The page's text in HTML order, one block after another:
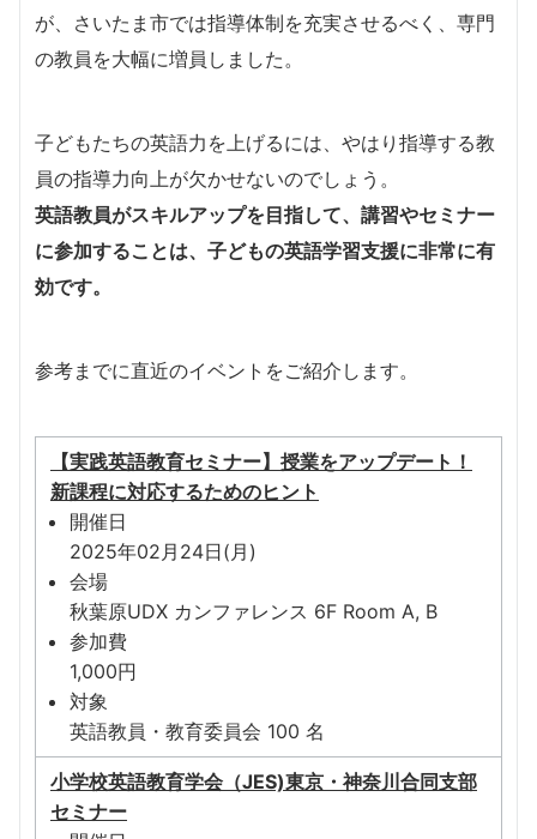
が、さいたま市では指導体制を充実させるべく、専門
の教員を大幅に増員しました。
子どもたちの英語力を上げるには、やはり指導する教
員の指導力向上が欠かせないのでしょう。
英語教員がスキルアップを目指して、講習やセミナー
に参加することは、子どもの英語学習支援に非常に有
効です。
参考までに直近のイベントをご紹介します。
【実践英語教育セミナー】授業をアップデート！
新課程に対応するためのヒント
開催日
2025年02月24日(月)
会場
秋葉原UDX カンファレンス 6F Room A, B
参加費
1,000円
対象
英語教員・教育委員会 100 名
小学校英語教育学会（JES)東京・神奈川合同支部
セミナー